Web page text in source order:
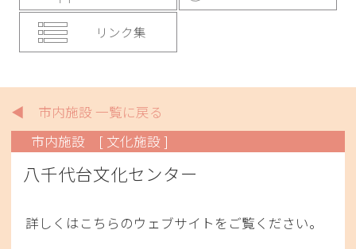
リンク集
◀ 市内施設 一覧に戻る
市内施設
[ 文化施設 ]
八千代台文化センター
詳しくはこちらのウェブサイトをご覧ください。